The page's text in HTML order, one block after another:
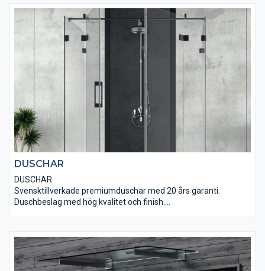
LED belysning i skenan som lyser upp glasen.
DUSCHAR
DUSCHAR
Svensktillverkade premiumduschar med 20 års garanti.
Duschbeslag med hög kvalitet och finish.
Nöjd kund garanti! Fri returrätt på standardmått inom 14 dagar.